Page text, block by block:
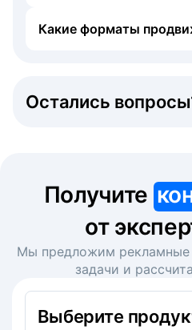
Какие форматы
Остались
Получите
от
Мы предложим рекламные
задачи и
Выберите